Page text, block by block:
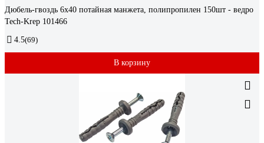
Дюбель-гвоздь 6х40 потайная манжета, полипропилен 150шт - ведро
Tech-Krep 101466
4.5(69)
В корзину